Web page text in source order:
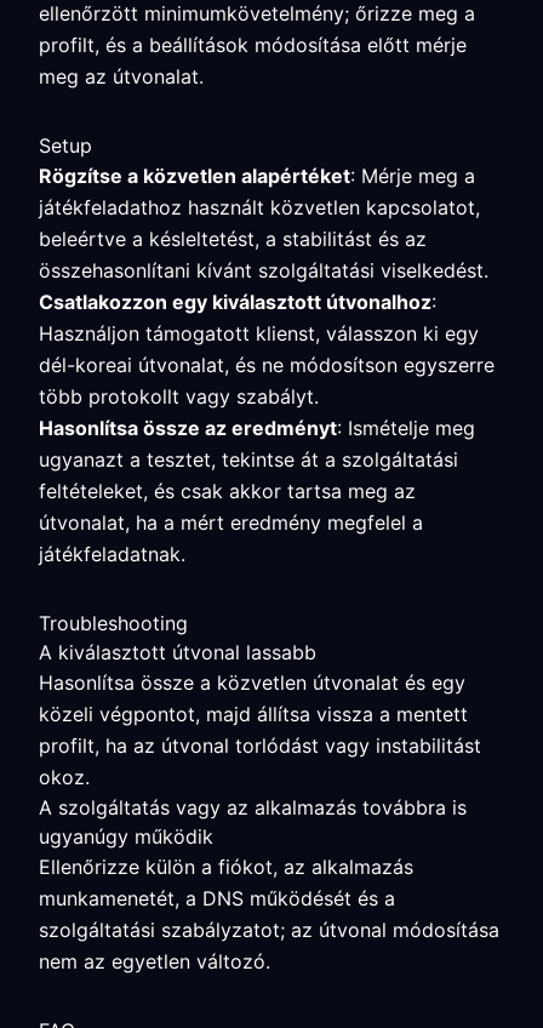
ellenőrzött minimumkövetelmény; őrizze meg a
profilt, és a beállítások módosítása előtt mérje
meg az útvonalat.
Setup
Rögzítse a közvetlen alapértéket: Mérje meg a
játékfeladathoz használt közvetlen kapcsolatot,
beleértve a késleltetést, a stabilitást és az
összehasonlítani kívánt szolgáltatási viselkedést.
Csatlakozzon egy kiválasztott útvonalhoz:
Használjon támogatott klienst, válasszon ki egy
dél-koreai útvonalat, és ne módosítson egyszerre
több protokollt vagy szabályt.
Hasonlítsa össze az eredményt: Ismételje meg
ugyanazt a tesztet, tekintse át a szolgáltatási
feltételeket, és csak akkor tartsa meg az
útvonalat, ha a mért eredmény megfelel a
játékfeladatnak.
Troubleshooting
A kiválasztott útvonal lassabb
Hasonlítsa össze a közvetlen útvonalat és egy
közeli végpontot, majd állítsa vissza a mentett
profilt, ha az útvonal torlódást vagy instabilitást
okoz.
A szolgáltatás vagy az alkalmazás továbbra is
ugyanúgy működik
Ellenőrizze külön a fiókot, az alkalmazás
munkamenetét, a DNS működését és a
szolgáltatási szabályzatot; az útvonal módosítása
nem az egyetlen változó.